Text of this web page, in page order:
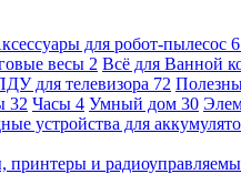
для робот-пылесос
весы 2 Всё для Ванной
для телевизора 72
32 Часы 4 Умный дом 30
устройства для
принтеры и